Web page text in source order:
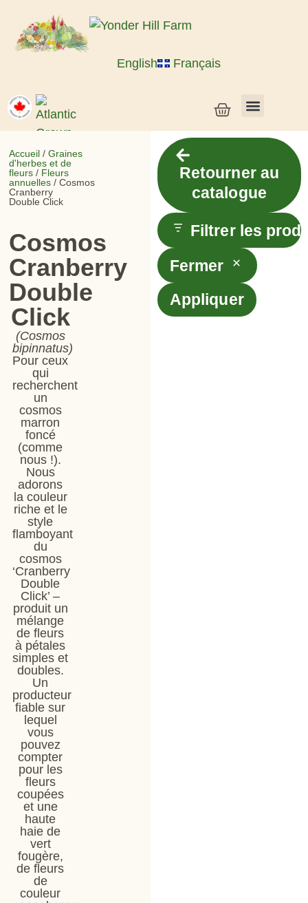
English Français
Accueil /Graines
d'herbes et de
fleurs / Fleurs
annuelles / Cosmos
Cranberry
Double Click
Cosmos
Cranberry
Double
Click
(Cosmos
bipinnatus)
Pour ceux
qui
recherchent
un
cosmos
marron
foncé
(comme
nous !).
Nous
adorons
la couleur
riche et le
style
flamboyant
du
cosmos
‘Cranberry
Double
Click’ –
produit un
mélange
de fleurs
à pétales
simples et
doubles.
Un
producteur
fiable sur
lequel
vous
pouvez
compter
pour les
fleurs
coupées
et une
haute
haie de
vert
fougère,
de fleurs
de
couleur
Retourner au
catalogue
Filtrer les
Fermer
Appliquer